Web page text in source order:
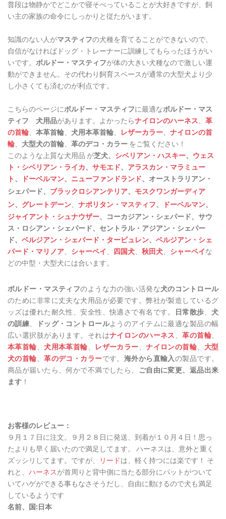
普段は物静かでどこかで寝そべっていることが大好きですが、飼
い主の家族の命令にしっかりと従たがいます。
知識のない人がマスティフの犬種を育てることができないので、
自信がなければドッグ・トレーナーに訓練してもらったほうがい
いです。 ボルドー・マスティフが体の大きい犬種なので激しい運
動ができません。その代わり飼育スペースが通常の大型犬より少
し小さくても済むのが利点です。
こちらのページにボルドー・マスティフに最適なボルドー・マス
ティフ 犬用品があります。よかったらナイロンのハーネス
革
の首輪
本革首輪 犬用本革首輪 レザーカラー
ナイロンの首
輪
大型犬の首輪 革のデコ・カラー をご覧ください！
このような上質な犬用品 が芝犬、 シベリアン・ハスキー、 ウェス
ト・シベリアン・ライカ、 サモエド、 アラスカン・マラミュー
ト 、 ドーベルマン、 ニューファンドランド、 オーストラリアン・
シェパード、 ブラックロシアンテリア、 モスクワンガーディア
ン、 グレートデーン ナポリタン・マスティフ、 ドーベルマン、
ジャイアント・シュナウザー、コーカジアン・シェパード、サウ
ス・ロシアン・シェパード、セントラル・アジアン・シェパー
ド、 ベルジアン・シェパード・タービュレン、 ベルジアン・シェ
パード・マリノア
シャーペイ 四国犬 秋田犬 シャーペイな
どの中型・大型犬には合います。
ボルドー・マスティフのような力の強い活発な犬のコントロール
のために非常に丈夫な犬用品が必要です。弊社が製造しているグ
ッズは優れた耐久性、安全性、快適さで有名です。
日常散歩
犬
の訓練
ドッグ・コントロールようのアイテムに最適な製品の幅
広い選択肢があります。それはナイロンのハーネス 、革の首輪
本革首輪 、犬用本革首輪 レザーカラー 、ナイロンの首輪
大型
犬の首輪 、革のデコ・カラーです。 海外から直輸入の製品です。
商品が届いたら、何かで不満でしたら、 ご自由に変更、返品出来
ます ！
お客様のレビュー：
９月１７日に注文。９月２８日に発送、到着が１０月４日！思っ
たよりも早く届いたので満足してます。 ハーネスは、意外と重く
ズッシリしてます。ですが、
リードは、軽く持つには楽です！ そ
れと、 ハーネスが首周りと背中側に当たる部分にパットがついて
いてハゲができる事もなさそうだし、自由に動けるので犬も満足
しているようです
名前、国:日本